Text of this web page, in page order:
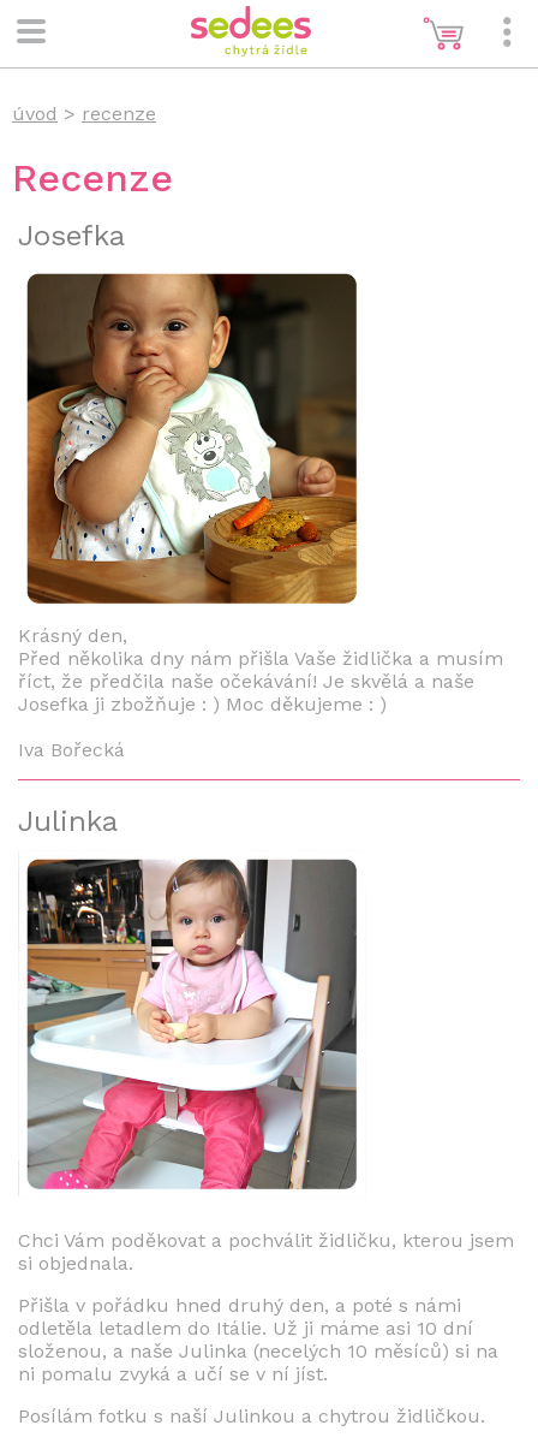
úvod > recenze
Recenze
Josefka
Krásný den,
Před několika dny nám přišla Vaše židlička a musím
říct, že předčila naše očekávání! Je skvělá a naše
Josefka ji zbožňuje : ) Moc děkujeme : )
Iva Bořecká
Julinka
Chci Vám poděkovat a pochválit židličku, kterou jsem
si objednala.
Přišla v pořádku hned druhý den, a poté s námi
odletěla letadlem do Itálie. Už ji máme asi 10 dní
složenou, a naše Julinka (necelých 10 měsíců) si na
ni pomalu zvyká a učí se v ní jíst.
Posílám fotku s naší Julinkou a chytrou židličkou.